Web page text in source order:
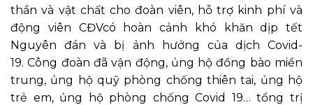
thần và vật chất cho đoàn viên, hỗ trợ kinh phí và
động viên CĐVcó hoàn cảnh khó khăn dịp tết
Nguyên đán và bị ảnh hưởng của dịch Covid-
19. Công đoàn đã vận động, ủng hộ đồng bào miền
trung, ủng hộ quỹ phòng chống thiên tai, ủng hộ
trẻ em, ủng hộ phòng chống Covid 19… tổng trị